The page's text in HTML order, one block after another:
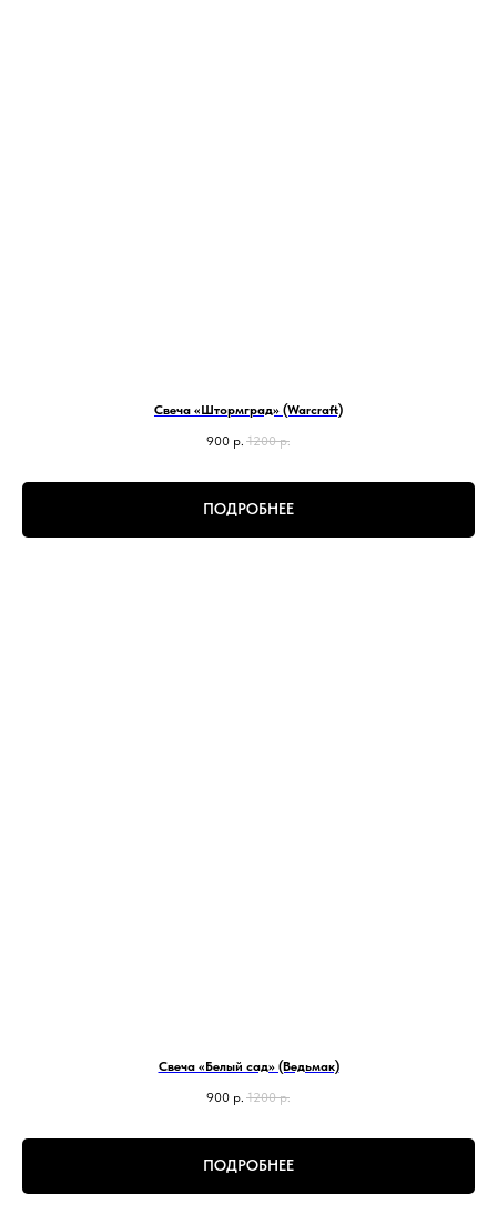
Свеча «Штормград» (Warcraft)
900 р. 1200 р.
ПОДРОБНЕЕ
Свеча «Белый сад» (Ведьмак)
900 р. 1200 р.
ПОДРОБНЕЕ